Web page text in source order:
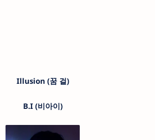
Illusion (꿈 걸)
B.I (비아이)